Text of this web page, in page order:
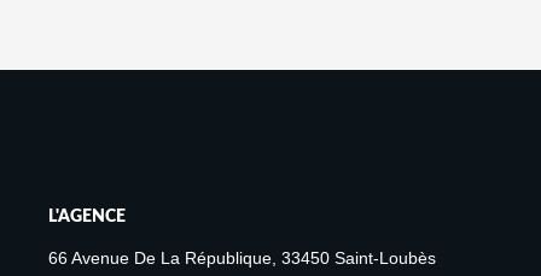
L'AGENCE
66 Avenue De La République, 33450 Saint-Loubès